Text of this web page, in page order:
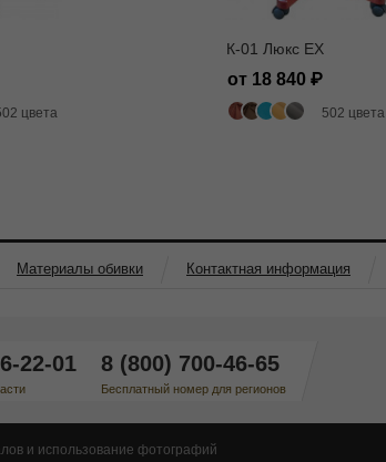
цвета
К-01 Люкс EX
от 18 840
502 цвета
Материалы обивки Контактная информация
22-01 8 (800) 700-46-65
Бесплатный номер для регионов
и использование фотографий